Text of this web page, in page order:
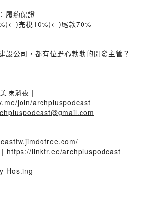
履約保證
完稅10%(←)尾款70%
設公司，都有位野心勃勃的開發主管？
味消夜 |
join/archpluspodcast
https://linktr.ee/archpluspodcast
Hosting